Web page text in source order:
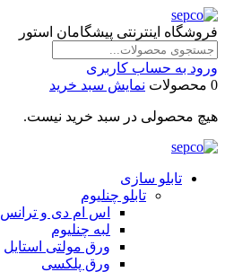
فروشگاه اینترنتی پیشگامان استور
ورود به حساب کاربری
0 محصولات
نمایش سبد خرید
هیچ محصولی در سبد خرید نیست.
تابلو سازی
تابلو چنلیوم
اس ام دی و ترانس
لبه چنلیوم
ورق مولتی استایل
ورق پلکسی